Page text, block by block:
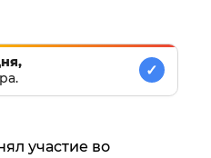
✓
участие во